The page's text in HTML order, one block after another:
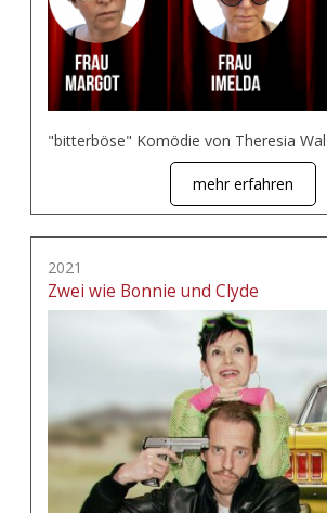
"bitterböse" Komödie von Theresia
mehr erfahren
2021
Zwei wie Bonnie und Clyde